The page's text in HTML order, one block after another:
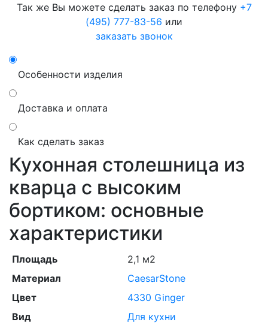
Так же Вы можете сделать заказ по телефону +7
(495) 777-83-56 или
заказать звонок
Особенности изделия
Доставка и оплата
Как сделать заказ
Кухонная столешница из
кварца с высоким
бортиком: основные
характеристики
Площадь
2,1 м2
Материал
CaesarStone
Цвет
4330 Ginger
Вид
Для кухни